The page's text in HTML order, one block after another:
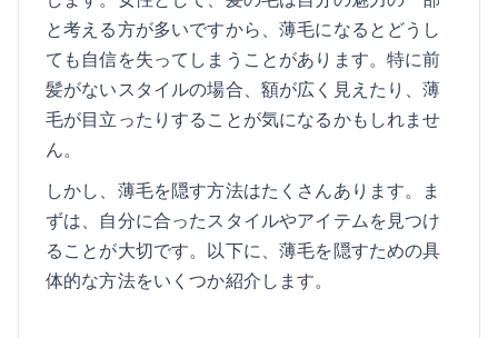
と考える方が多いですから、薄毛になるとどうし
ても自信を失ってしまうことがあります。特に前
髪がないスタイルの場合、額が広く見えたり、薄
毛が目立ったりすることが気になるかもしれませ
ん。
しかし、薄毛を隠す方法はたくさんあります。ま
ずは、自分に合ったスタイルやアイテムを見つけ
ることが大切です。以下に、薄毛を隠すための具
体的な方法をいくつか紹介します。